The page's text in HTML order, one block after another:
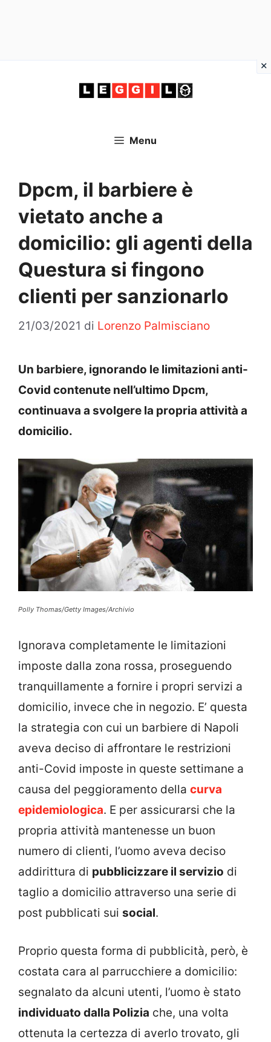
Menu
Dpcm, il barbiere è
vietato anche a
domicilio: gli agenti della
Questura si fingono
clienti per sanzionarlo
21/03/2021 di Lorenzo Palmisciano
Un barbiere, ignorando le limitazioni anti-
Covid contenute nell’ultimo Dpcm,
continuava a svolgere la propria attività a
domicilio.
Polly Thomas/Getty Images/Archivio
Ignorava completamente le limitazioni
imposte dalla zona rossa, proseguendo
tranquillamente a fornire i propri servizi a
domicilio, invece che in negozio. E’ questa
la strategia con cui un barbiere di Napoli
aveva deciso di affrontare le restrizioni
anti-Covid imposte in queste settimane a
causa del peggioramento della curva
epidemiologica. E per assicurarsi che la
propria attività mantenesse un buon
numero di clienti, l’uomo aveva deciso
addirittura di pubblicizzare il servizio di
taglio a domicilio attraverso una serie di
post pubblicati sui social.
Proprio questa forma di pubblicità, però, è
costata cara al parrucchiere a domicilio:
segnalato da alcuni utenti, l’uomo è stato
individuato dalla Polizia che, una volta
ottenuta la certezza di averlo trovato, gli